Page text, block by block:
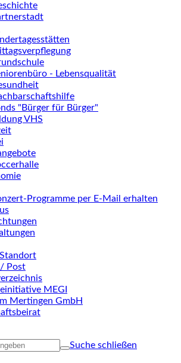
- Lebensqualität
"Bürger für Bürger"
VHS
Programme per E-Mail erhalten
/ Post
MEGI
Mertingen GmbH
Suche schließen